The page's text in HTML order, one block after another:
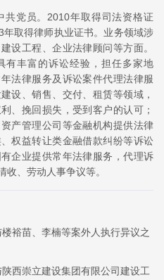
党员。2010年取得司法资格证
取得律师执业证书。业务领域涉
设工程、企业法律顾问等方面。
有丰富的诉讼经验，担任多家地
法律服务及诉讼案件代理法律服
设、销售、交付、租赁等领域，
、挽回损失，受到客户的认可；
产管理公司等金融机构提供法律
权益转让类金融借款纠纷等诉讼
企业提供常年法律服务，代理诉
、劳动人事争议等。
裕苗、李楠等案外人执行异议之
西崇立建设集团有限公司建设工